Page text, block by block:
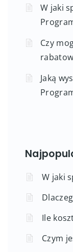
W jaki
Czy
Jaką
W jaki
Ile
Czym